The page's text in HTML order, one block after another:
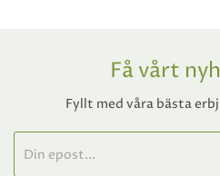
Få vårt
Fyllt med våra bästa